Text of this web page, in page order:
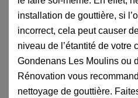
installation de gouttière, si
incorrect, cela peut causer
niveau de l’étantité de votre
Gondenans Les Moulins ou
Rénovation vous
nettoyage de gouttière.